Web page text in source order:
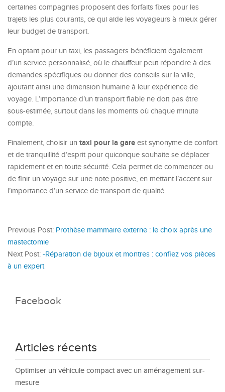
certaines compagnies proposent des forfaits fixes pour les
trajets les plus courants, ce qui aide les voyageurs à mieux gérer
leur budget de transport.
En optant pour un taxi, les passagers bénéficient également
d’un service personnalisé, où le chauffeur peut répondre à des
demandes spécifiques ou donner des conseils sur la ville,
ajoutant ainsi une dimension humaine à leur expérience de
voyage. L’importance d’un transport fiable ne doit pas être
sous-estimée, surtout dans les moments où chaque minute
compte.
Finalement, choisir un taxi pour la gare est synonyme de confort
et de tranquillité d’esprit pour quiconque souhaite se déplacer
rapidement et en toute sécurité. Cela permet de commencer ou
de finir un voyage sur une note positive, en mettant l’accent sur
l’importance d’un service de transport de qualité.
Previous Post: Prothèse mammaire externe : le choix après une
mastectomie
Next Post: -Réparation de bijoux et montres : confiez vos pièces
à un expert
Facebook
Articles récents
Optimiser un véhicule compact avec un aménagement sur-
mesure